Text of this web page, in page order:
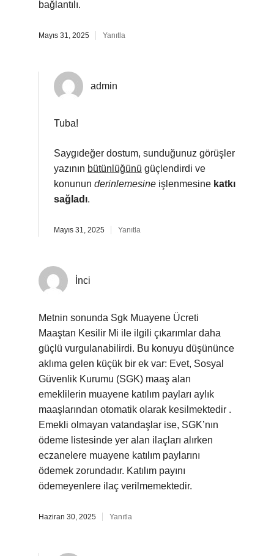
bağlantılı.
Mayıs 31, 2025 Yanıtla
admin
Tuba!
Saygıdeğer dostum, sunduğunuz görüşler
yazının bütünlüğünü güçlendirdi ve
konunun derinlemesine işlenmesine katkı
sağladı.
Mayıs 31, 2025 Yanıtla
İnci
Metnin sonunda Sgk Muayene Ücreti
Maaştan Kesilir Mi ile ilgili çıkarımlar daha
güçlü vurgulanabilirdi. Bu konuyu düşününce
aklıma gelen küçük bir ek var: Evet, Sosyal
Güvenlik Kurumu (SGK) maaş alan
emeklilerin muayene katılım payları aylık
maaşlarından otomatik olarak kesilmektedir .
Emekli olmayan vatandaşlar ise, SGK’nın
ödeme listesinde yer alan ilaçları alırken
eczanelere muayene katılım paylarını
ödemek zorundadır. Katılım payını
ödemeyenlere ilaç verilmemektedir.
Haziran 30, 2025 Yanıtla